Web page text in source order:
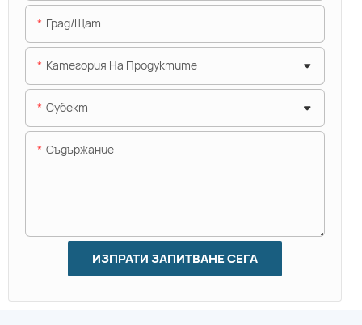
Град/щат
Категория На Продуктите
Субект
Съдържание
ИЗПРАТИ ЗАПИТВАНЕ СЕГА